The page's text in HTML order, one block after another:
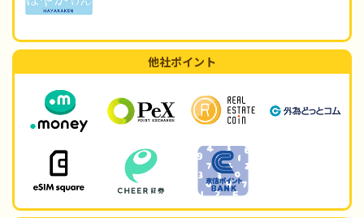
他社ポイント